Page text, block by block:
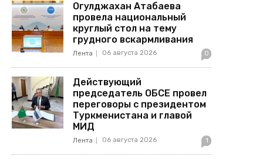
Огулджахан Атабаева
провела национальный
круглый стол на тему
грудного вскармливания
Лента 06 августа 2026 0
Действующий
председатель ОБСЕ провел
переговоры с президентом
Туркменистана и главой
МИД
Лента 06 августа 2026 1